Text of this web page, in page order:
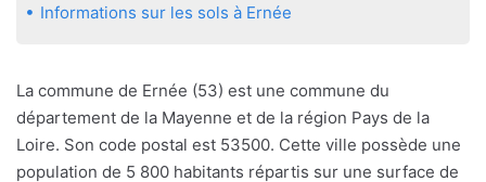
Informations sur les sols à Ernée
La commune de Ernée (53) est une commune du
département de la Mayenne et de la région Pays de la
Loire. Son code postal est 53500. Cette ville possède une
population de 5 800 habitants répartis sur une surface de